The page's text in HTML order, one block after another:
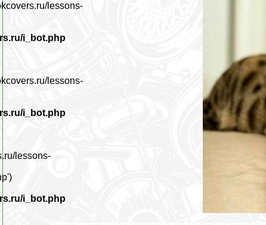
lessons-
i_bot.php
lessons-
i_bot.php
lessons-
i_bot.php